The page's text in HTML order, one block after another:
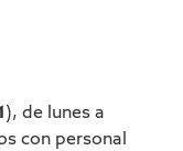
), de lunes a
con personal